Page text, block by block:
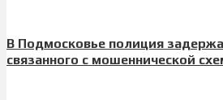
В Подмосковье полиция
связанного с мошеннической